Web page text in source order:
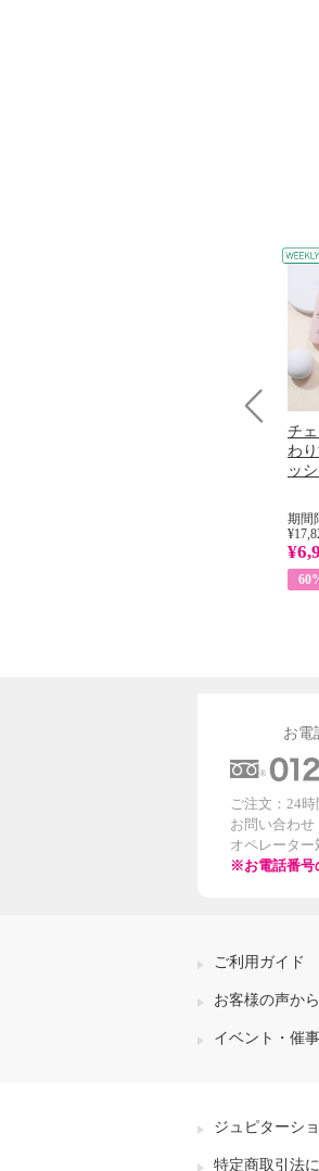
チ
わ
ッ
期間
お電
ご注文：24時
お問い合わせ
オペレーター
※お電話番号
ご利用ガイド
お客様の声か
イベント・催
ジュピターシ
特定商取引法